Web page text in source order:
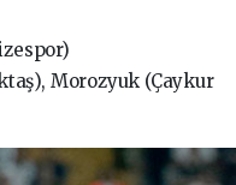
Morozyuk (Çaykur